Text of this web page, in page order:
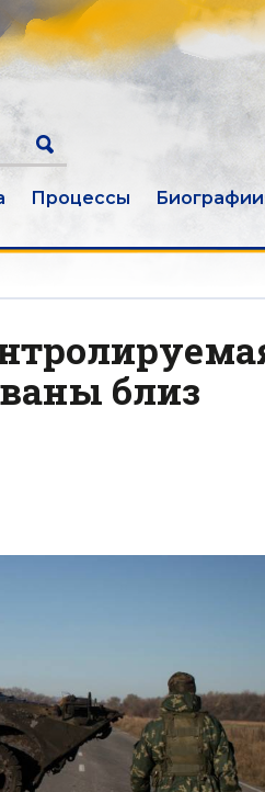
Процессы Биографии
близ